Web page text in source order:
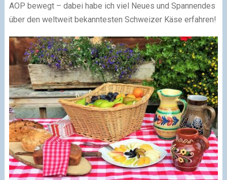
AOP bewegt – dabei habe ich viel Neues und Spannendes
über den weltweit bekanntesten Schweizer Käse erfahren!